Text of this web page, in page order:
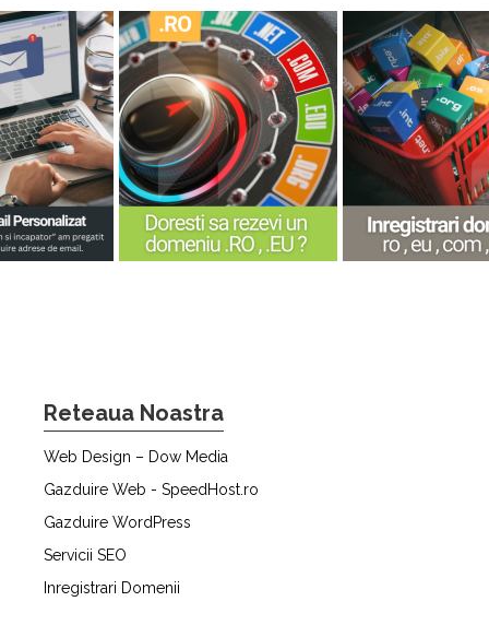
Reteaua Noastra
Web Design – Dow Media
Gazduire Web - SpeedHost.ro
Gazduire WordPress
Servicii SEO
Inregistrari Domenii